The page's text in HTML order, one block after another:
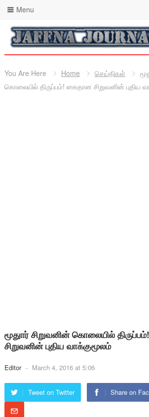
Menu
You Are Here Home செய்திகள்
கொலையில் திருப்பம்! கைதான சிறுவனின் புதிய
மூதுார் சிறுவனின் கொலையில்
சிறுவனின் புதிய வாக்குமூலம்
Editor - March 4, 2016 at 5:06
Tweet on Twitter Share on